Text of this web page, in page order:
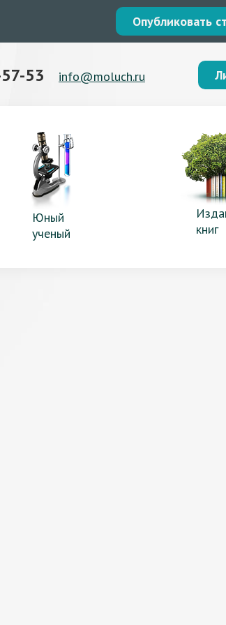
Опубликовать
53 info@moluch.ru
Юный
ученый
книг